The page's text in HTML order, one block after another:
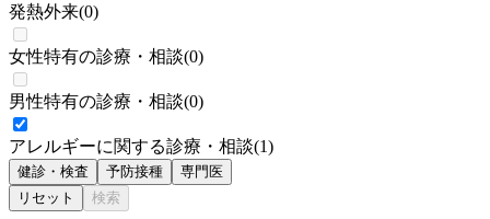
発熱外来(0)
女性特有の診療・相談(0)
男性特有の診療・相談(0)
アレルギーに関する診療・相談(1)
健診・検査 予防接種
専門医
リセット
検索